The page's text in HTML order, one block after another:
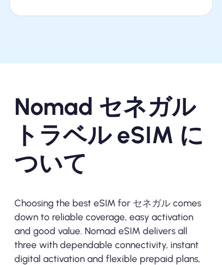
Nomad セネガル
トラベル eSIM に
ついて
Choosing the best eSIM for セネガル comes
down to reliable coverage, easy activation
and good value. Nomad eSIM delivers all
three with dependable connectivity, instant
digital activation and flexible prepaid plans,